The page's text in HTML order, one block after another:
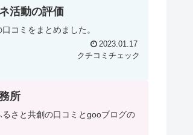
活動の評価
コミをまとめました。
2023.01.17
クチコミチェック
所
さと共創の口コミとgooブログの